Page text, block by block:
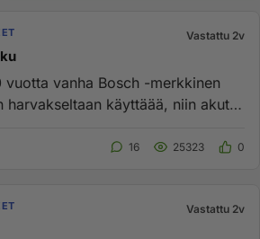
Vastattu 2v
vuotta vanha Bosch -merkkinen
harvakseltaan käyttäää, niin akut
16 25323 0
Vastattu 2v